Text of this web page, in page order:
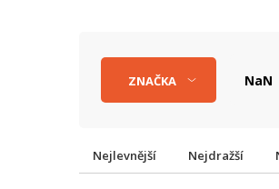
ZNAČKA
Nejlevnější Nejdražší